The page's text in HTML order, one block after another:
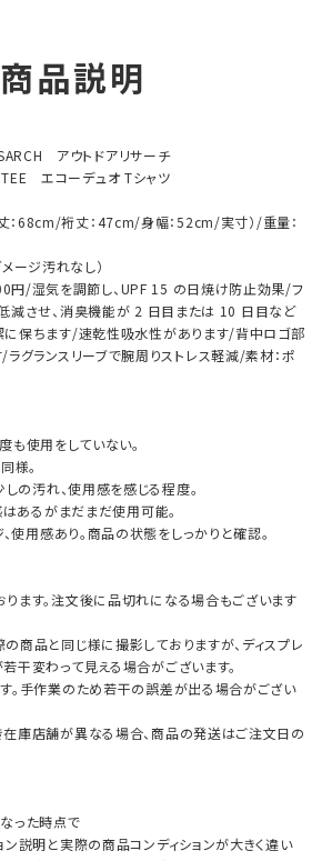
商品説明
アウトドアリサーチ
エコーデュオ Tシャツ
：68cm/裄丈：47cm/身幅：52cm/実寸）/重量：
ージ汚れなし）
円/湿気を調節し、UPF 15 の日焼け防止効果/フ
減させ、消臭機能が 2 日目または 10 日目など
に保ちます/速乾性吸水性があります/背中ロゴ部
グランスリーブで腕周りストレス軽減/素材：ポ
も使用をしていない。
様。
しの汚れ、使用感を感じる程度。
はあるがまだまだ使用可能。
、使用感あり。商品の状態をしっかりと確認。
ます。注文後に品切れになる場合もございます
商品と同じ様に撮影しておりますが、ディスプレ
干変わって見える場合がございます。
。手作業のため若干の誤差が出る場合がござい
庫店舗が異なる場合、商品の発送はご注文日の
った時点で
ン説明と実際の商品コンディションが大きく違い